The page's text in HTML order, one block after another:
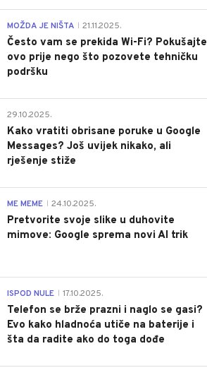
MOŽDA JE NIŠTA 21.11.2025.
Često vam se prekida Wi-Fi? Pokušajte
ovo prije nego što pozovete tehničku
podršku
29.10.2025.
Kako vratiti obrisane poruke u Google
Messages? Još uvijek nikako, ali
rješenje stiže
ME MEME 24.10.2025.
Pretvorite svoje slike u duhovite
mimove: Google sprema novi AI trik
ISPOD NULE 17.10.2025.
Telefon se brže prazni i naglo se gasi?
Evo kako hladnoća utiče na baterije i
šta da radite ako do toga dođe